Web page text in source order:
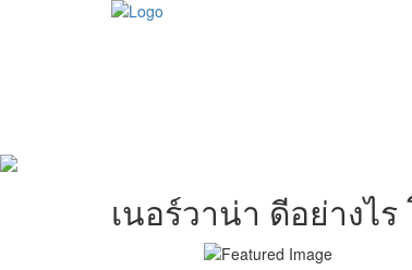
เนอร์วาน่า ดีอย่างไ